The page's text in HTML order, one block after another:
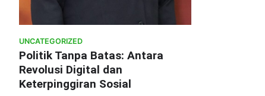
UNCATEGORIZED
Politik Tanpa Batas: Antara
Revolusi Digital dan
Keterpinggiran Sosial